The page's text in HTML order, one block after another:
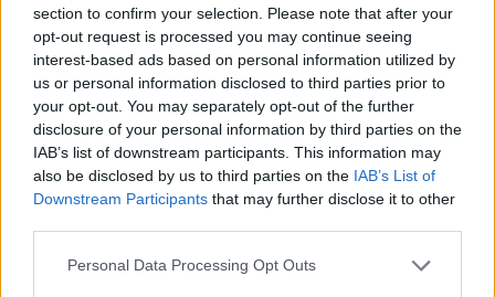
section to confirm your selection. Please note that after your
opt-out request is processed you may continue seeing
interest-based ads based on personal information utilized by
us or personal information disclosed to third parties prior to
your opt-out. You may separately opt-out of the further
disclosure of your personal information by third parties on the
IAB’s list of downstream participants. This information may
also be disclosed by us to third parties on the IAB’s List of
Downstream Participants that may further disclose it to other
Personal Data Processing Opt Outs
SZÉKELYHON
Tömegverekedés lett a szűk
mezőgazdasági úti vitából Csatószegen